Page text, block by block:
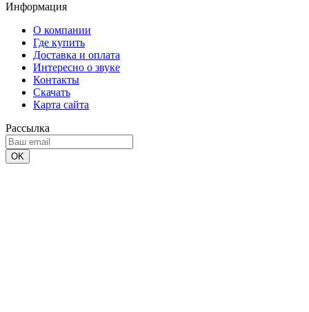
Информация
О компании
Где купить
Доставка и оплата
Интересно о звуке
Контакты
Скачать
Карта сайта
Рассылка